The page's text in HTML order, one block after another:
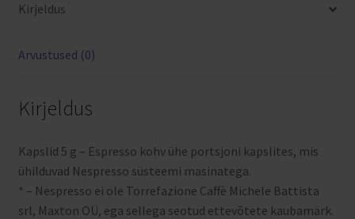
Kirjeldus
Arvustused (0)
Kirjeldus
Kapslid 5 g – Espresso kohv ühe portsjoni kapslites, mis
ühilduvad Nespresso süsteemi masinatega.
* – Nespresso ei ole Torrefazione Caffè Michele Battista
srl, Maxton OÜ, ega sellega seotud ettevõtete kaubamärk.